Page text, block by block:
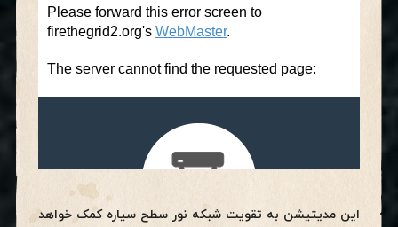
این مدیتیشن به تقویت شبکه نور سطح سیاره کمک خواهد